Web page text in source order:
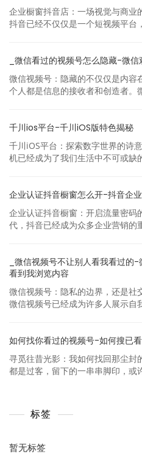
企业橱窗抖音店：一场视觉与商业
抖音已经不仅仅是一个短视频平台
_微信看过的视频号怎么隐藏-微
微信视频号：隐藏的不仅仅是内容
个人都是信息的接收者和创造者。
千川ios平台-千川iOS版特色揭秘
千川iOS平台：探索数字世界的诗
机已经成为了我们生活中不可或缺
企业认证抖音橱窗怎么开-抖音企
企业认证抖音橱窗：开启流量密码
代，抖音已经成为众多企业营销的
_微信视频号不让别人看我看过
看到我浏览内容
微信视频号：隐私的边界，还是社
微信视频号已经成为许多人展示自
如何找你看过的视频号-如何搜已
寻觅往昔光影：我如何找回那尘封
都是过客，留下的一串串脚印，或
标签
暂无标签